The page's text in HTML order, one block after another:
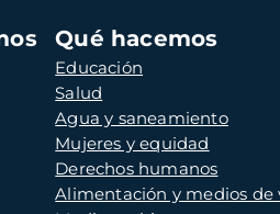
Qué hacemos
Educación
Salud
Agua y saneamiento
Mujeres y equidad
Derechos humanos
Alimentación y medios de